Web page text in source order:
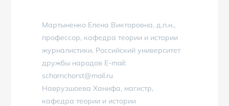
Мартыненко Елена Викторовна, д.п.н.,
профессор, кафедра теории и истории
журналистики, Российский университет
дружбы народов E-mail:
scharnchorst@mail.ru
Наврузшоева Ханифа, магистр,
кафедра теории и истории